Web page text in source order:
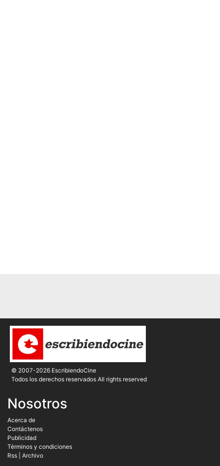
© 2007-2026 EscribiendoCine
Todos los derechos reservados All rights reserved
Nosotros
Acerca de
Contáctenos
Publicidad
Términos y condiciones
Rss
Archivo